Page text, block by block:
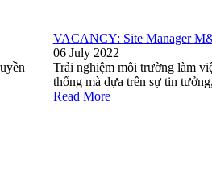
VACANCY: Site Manager
06 July 2022
Trải nghiệm môi trường làm
thống mà dựa trên sự tin
Read More